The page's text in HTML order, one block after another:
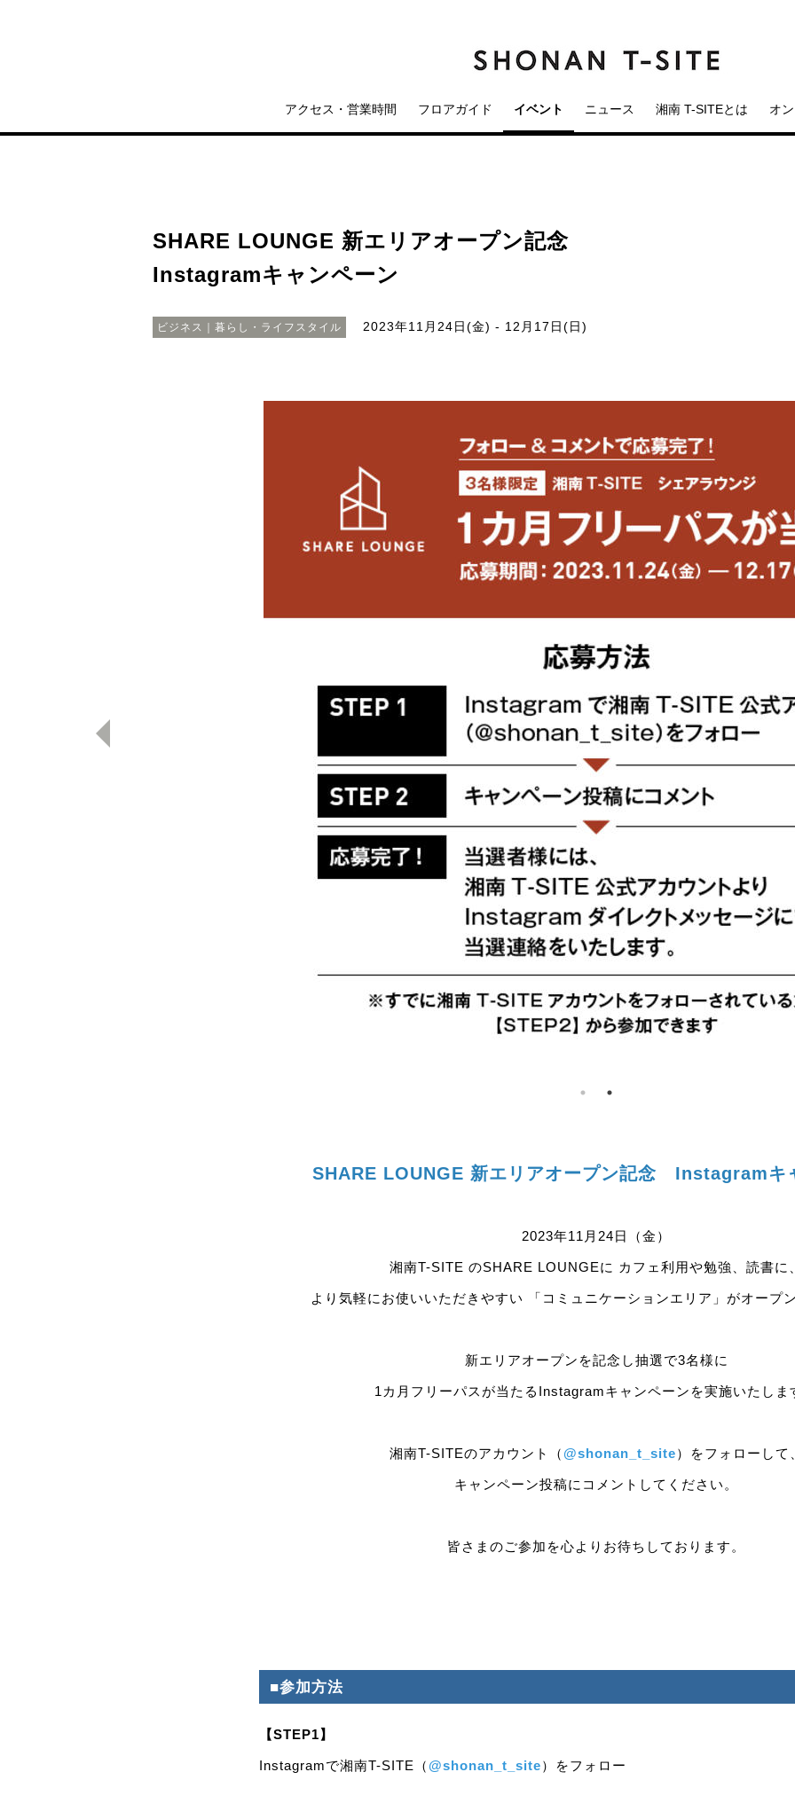
アクセス・営業時間 フロアガイド イベント ニュース 湘南 T-SITEとは オ
SHARE LOUNGE 新エリアオープン記念
Instagramキャンペーン
ビジネス｜暮らし・ライフスタイル 2023年11月24日(金) - 12月17日(日)
SHARE LOUNGE 新エリアオープン記念 Instagramキ
2023年11月24日（金）
湘南T-SITE のSHARE LOUNGEに カフェ利用や勉強、読書に、
より気軽にお使いいただきやすい 「コミュニケーションエリア」がオープ
新エリアオープンを記念し抽選で3名様に
1カ月フリーパスが当たるInstagramキャンペーンを実施いたしま
湘南T-SITEのアカウント（ @shonan_t_site）をフォローして、
キャンペーン投稿にコメントしてください。
皆さまのご参加を心よりお待ちしております。
■参加方法
【STEP1】
Instagramで湘南T-SITE（ @shonan_t_site）をフォロー